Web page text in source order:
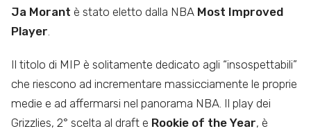
Ja Morant è stato eletto dalla NBA Most Improved
Player
Il titolo di MIP è solitamente dedicato agli “insospettabili”
che riescono ad incrementare massicciamente le proprie
medie e ad affermarsi nel panorama NBA. Il play dei
Grizzlies, 2° scelta al draft e Rookie of the Year, è